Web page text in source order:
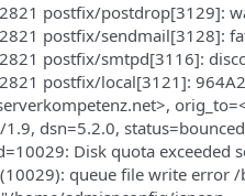
postfix/postdrop[3129]:
postfix/sendmail[3128]:
postfix/smtpd[3116]:
postfix/local[3121]:
dsn=5.2.0,
Disk quota exceeded
queue file write error